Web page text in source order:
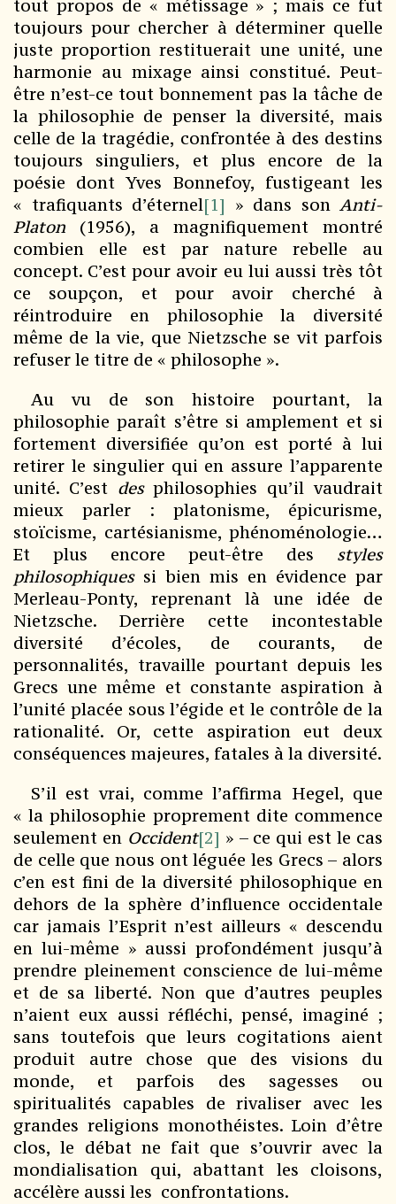
tout propos de « métissage » ; mais ce fut
toujours pour chercher à déterminer quelle
juste proportion restituerait une unité, une
harmonie au mixage ainsi constitué. Peut-
être n’est-ce tout bonnement pas la tâche de
la philosophie de penser la diversité, mais
celle de la tragédie, confrontée à des destins
toujours singuliers, et plus encore de la
poésie dont Yves Bonnefoy, fustigeant les
« trafiquants d’éternel[1] » dans son Anti-
Platon (1956), a magnifiquement montré
combien elle est par nature rebelle au
concept. C’est pour avoir eu lui aussi très tôt
ce soupçon, et pour avoir cherché à
réintroduire en philosophie la diversité
même de la vie, que Nietzsche se vit parfois
refuser le titre de « philosophe ».
Au vu de son histoire pourtant, la
philosophie paraît s’être si amplement et si
fortement diversifiée qu’on est porté à lui
retirer le singulier qui en assure l’apparente
unité. C’est desphilosophies qu’il vaudrait
mieux parler : platonisme, épicurisme,
stoïcisme, cartésianisme, phénoménologie…
Et plus encore peut-être des styles
philosophiquessi bien mis en évidence par
Merleau-Ponty, reprenant là une idée de
Nietzsche. Derrière cette incontestable
diversité d’écoles, de courants, de
personnalités, travaille pourtant depuis les
Grecs une même et constante aspiration à
l’unité placée sous l’égide et le contrôle de la
rationalité. Or, cette aspiration eut deux
conséquences majeures, fatales à la diversité.
S’il est vrai, comme l’affirma Hegel, que
« la philosophie proprement dite commence
seulement en Occident[2] » – ce qui est le cas
de celle que nous ont léguée les Grecs – alors
c’en est fini de la diversité philosophique en
dehors de la sphère d’influence occidentale
car jamais l’Esprit n’est ailleurs « descendu
en lui-même » aussi profondément jusqu’à
prendre pleinement conscience de lui-même
et de sa liberté. Non que d’autres peuples
n’aient eux aussi réfléchi, pensé, imaginé ;
sans toutefois que leurs cogitations aient
produit autre chose que des visions du
monde, et parfois des sagesses ou
spiritualités capables de rivaliser avec les
grandes religions monothéistes. Loin d’être
clos, le débat ne fait que s’ouvrir avec la
mondialisation qui, abattant les cloisons,
accélère aussi les confrontations.